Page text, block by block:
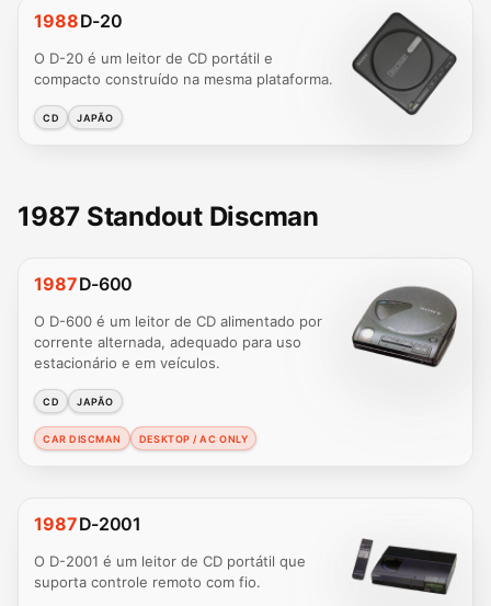
1988D-20
O D-20 é um leitor de CD portátil e
compacto construído na mesma plataforma.
CD JAPÃO
1987 Standout Discman
1987D-600
O D-600 é um leitor de CD alimentado por
corrente alternada, adequado para uso
estacionário e em veículos.
CD JAPÃO
CAR DISCMAN DESKTOP / AC ONLY
1987D-2001
O D-2001 é um leitor de CD portátil que
suporta controle remoto com fio.